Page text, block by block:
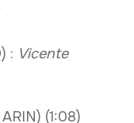
: Vicente
(1:08)